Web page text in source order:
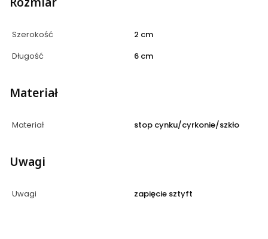
Szerokość
2 cm
Długość
6 cm
Materiał
Materiał stop cynku/cyrkonie/szkło
Uwagi
Uwagi zapięcie sztyft